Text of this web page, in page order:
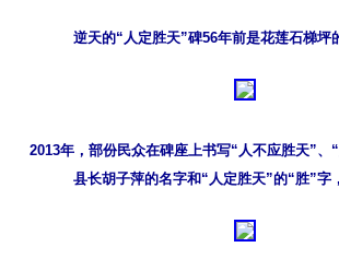
逆天的“人定胜天”碑56年前是花莲石梯坪
2013年，部份民众在碑座上书写“人不应胜天”、
县长胡子萍的名字和“人定胜天”的“胜”字